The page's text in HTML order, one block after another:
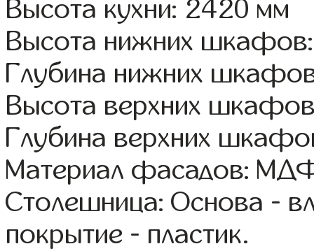
Высота кухни: 2420 мм
Высота нижних
Глубина нижних
Высота верхних
Глубина верхних
Материал фасадов:
Столешница: Основа -
покрытие - пластик.